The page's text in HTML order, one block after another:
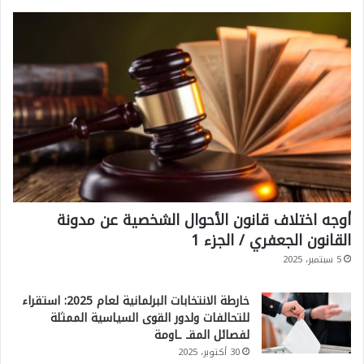
أوجه اختلاف قانون الأحوال الشخصية عن مدونة
القانون الجعفري / الجزء 1
5 سبتمبر، 2025
خارطة الانتخابات البرلمانية لعام 2025: استقراء
للتحالفات ولدور القوى السياسية الممثلة
لفصائل المقـ ـاومة
30 أكتوبر، 2025